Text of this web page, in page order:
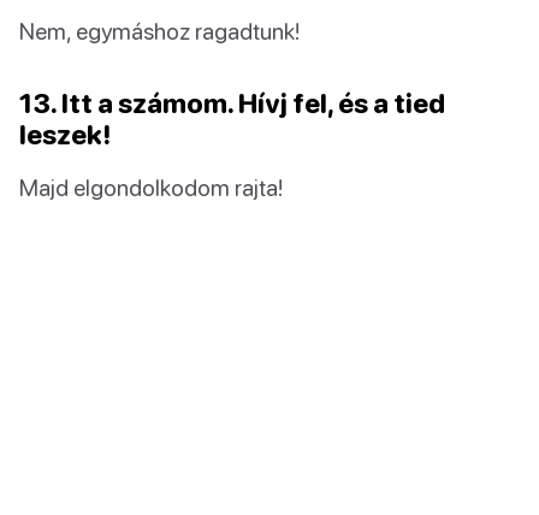
Nem, egymáshoz ragadtunk!
13. Itt a számom. Hívj fel, és a tied
leszek!
Majd elgondolkodom rajta!